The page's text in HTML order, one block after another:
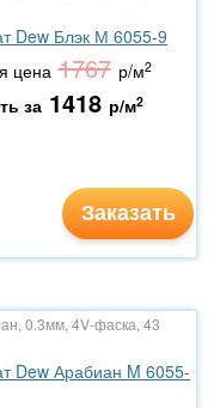
Dew Блэк М 6055-9
цена 1767 р/м2
за 1418 р/м2
Заказать
0.3мм, 4V-фаска, 43
Dew Арабиан M 6055-